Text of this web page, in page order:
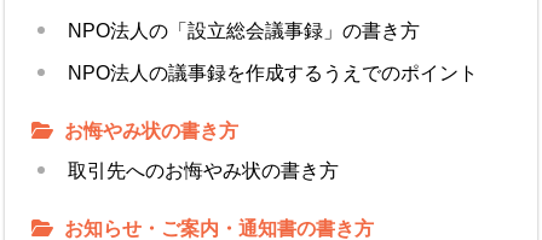
NPO法人の「設立総会議事録」の書き方
NPO法人の議事録を作成するうえでのポイント
お悔やみ状の書き方
取引先へのお悔やみ状の書き方
お知らせ・ご案内・通知書の書き方